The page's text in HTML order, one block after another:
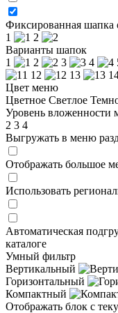
Фиксированная шапка
1
2
Варианты шапок
1
2 3 4
12
13
Цвет меню
Цветное Светлое
Уровень вложенности
2 3 4
Выгружать в меню
Отображать большое
Использовать
Автоматическая
каталоге
Умный фильтр
Вертикальный
Горизонтальный
Компактный
Отображать блок с